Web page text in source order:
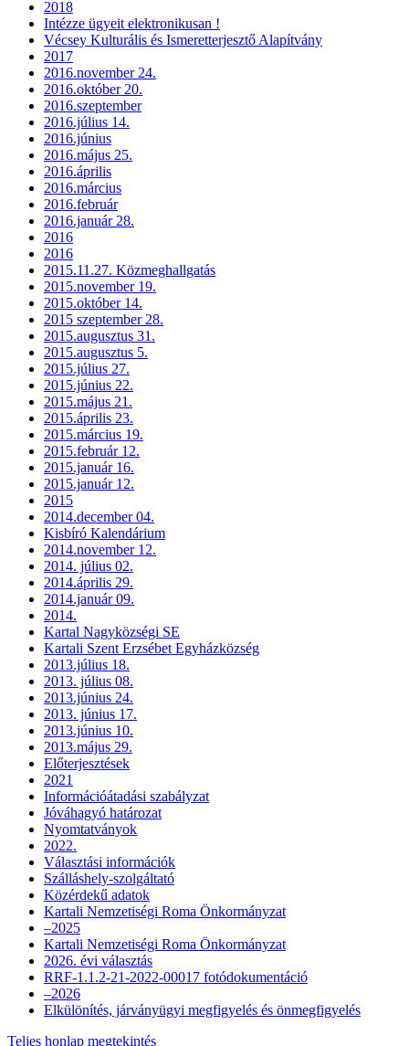
2018
Intézze ügyeit elektronikusan !
Vécsey Kulturális és Ismeretterjesztő Alapítvány
2017
2016.november 24.
2016.október 20.
2016.szeptember
2016.július 14.
2016.június
2016.május 25.
2016.április
2016.március
2016.február
2016.január 28.
2016
2016
2015.11.27. Közmeghallgatás
2015.november 19.
2015.október 14.
2015 szeptember 28.
2015.augusztus 31.
2015.augusztus 5.
2015.július 27.
2015.június 22.
2015.május 21.
2015.április 23.
2015.március 19.
2015.február 12.
2015.január 16.
2015.január 12.
2015
2014.december 04.
Kisbíró Kalendárium
2014.november 12.
2014. július 02.
2014.április 29.
2014.január 09.
2014.
Kartal Nagyközségi SE
Kartali Szent Erzsébet Egyházközség
2013.július 18.
2013. július 08.
2013.június 24.
2013. június 17.
2013.június 10.
2013.május 29.
Előterjesztések
2021
Információátadási szabályzat
Jóváhagyó határozat
Nyomtatványok
2022.
Választási információk
Szálláshely-szolgáltató
Közérdekű adatok
Kartali Nemzetiségi Roma Önkormányzat
–2025
Kartali Nemzetiségi Roma Önkormányzat
2026. évi választás
RRF-1.1.2-21-2022-00017 fotódokumentáció
–2026
Elkülönítés, járványügyi megfigyelés és önmegfigyelés
Teljes honlap megtekintés